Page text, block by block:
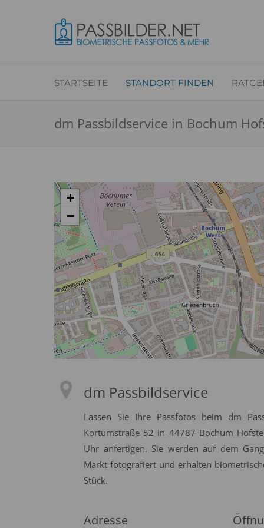
STARTSEITE STANDORT FINDEN
dm Passbildservice in Bochum
+
−
dm Passbildservice
Lassen Sie Ihre Passfotos beim dm
Kortumstraße 52 in 44787 Bochum
Uhr anfertigen. Sie werden auf dem
Markt fotografiert und erhalten
Stück.
Adresse